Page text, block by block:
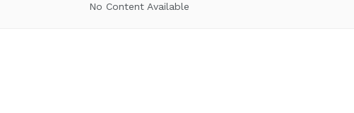
No Content Available